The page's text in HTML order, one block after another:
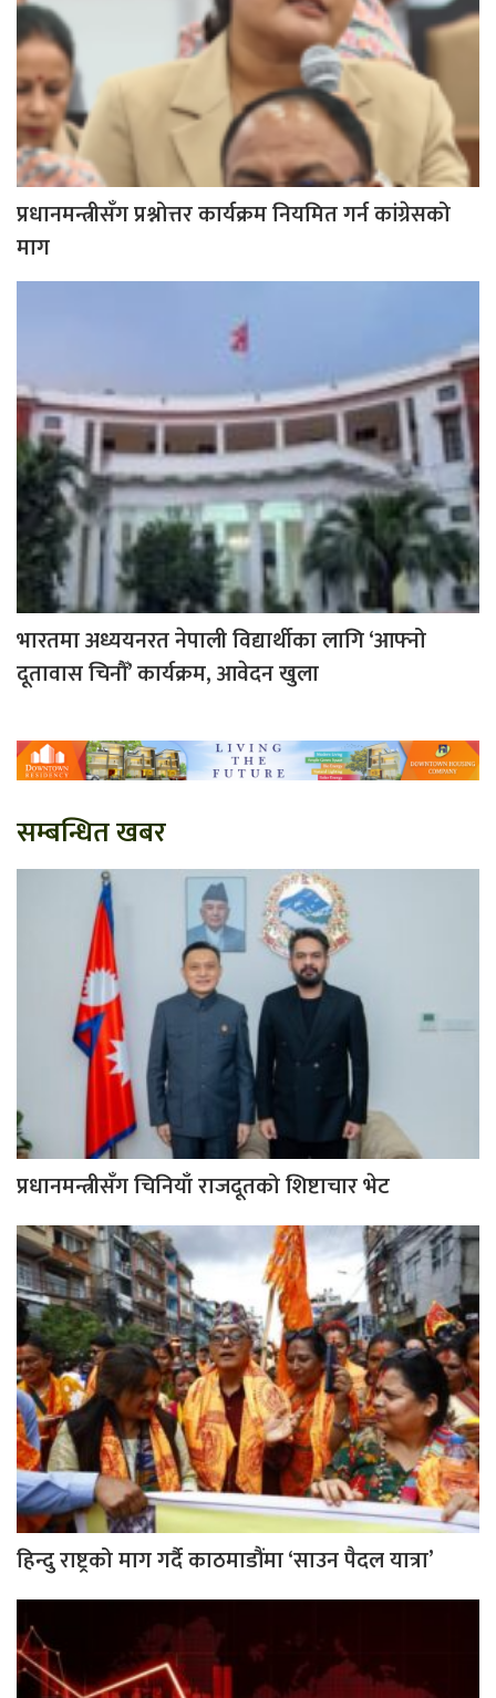
प्रधानमन्त्रीसँग प्रश्नोत्तर कार्यक्रम नियमित गर्न कांग्रेसको
माग
भारतमा अध्ययनरत नेपाली विद्यार्थीका लागि ‘आफ्नो
दूतावास चिनौँ’ कार्यक्रम, आवेदन खुला
सम्बन्धित खबर
प्रधानमन्त्रीसँग चिनियाँ राजदूतको शिष्टाचार भेट
हिन्दु राष्ट्रको माग गर्दै काठमाडौंमा ‘साउन पैदल यात्रा’